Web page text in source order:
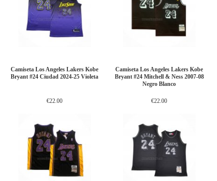
Camiseta Los Angeles Lakers Kobe
Bryant #24 Ciudad 2024-25 Violeta
€22.00
Camiseta Los Angeles Lakers Kobe
Bryant #24 Mitchell & Ness 2007-08
Negro Blanco
€22.00